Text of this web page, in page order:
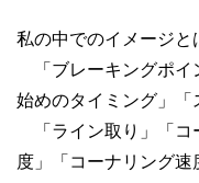
私の中でのイメージと
「ブレーキングポイ
始めのタイミング」「
「ライン取り」「コ
度」「コーナリング速